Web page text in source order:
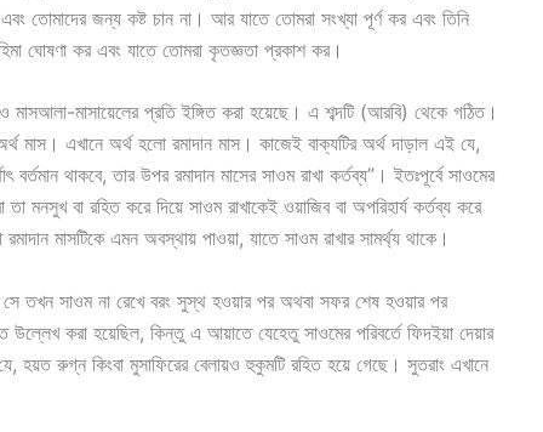
জন্য কষ্ট চান না। আর যাতে তোমরা সংখ্যা পূর্ণ কর এবং তিনি
ঘোষণা কর এবং যাতে তোমরা কৃতজ্ঞতা প্রকাশ কর।
মাসায়েলের প্রতি ইঙ্গিত করা হয়েছে। এ শব্দটি (আরবি) থেকে গঠিত।
মাস। এখানে অর্থ হলো রমাদান মাস। কাজেই বাক্যটির অর্থ দাড়াল এই যে,
থাকবে, তার উপর রমাদান মাসের সাওম রাখা কর্তব্য”। ইতঃপূর্বে সাওমের
তা মনসুখ বা রহিত করে দিয়ে সাওম রাখাকেই ওয়াজিব বা অপরিহার্য কর্তব্য করে
মাসটিকে এমন অবস্থায় পাওয়া, যাতে সাওম রাখার সামর্থ্য থাকে।
তখন সাওম না রেখে বরং সুস্থ হওয়ার পর অথবা সফর শেষ হওয়ার পর
উল্লেখ করা হয়েছিল, কিন্তু এ আয়াতে যেহেতু সাওমের পরিবর্তে ফিদইয়া দেয়ার
হয়ত রুগ্ন কিংবা মুসাফিরের বেলায়ও হুকুমটি রহিত হয়ে গেছে। সুতরাং এখানে